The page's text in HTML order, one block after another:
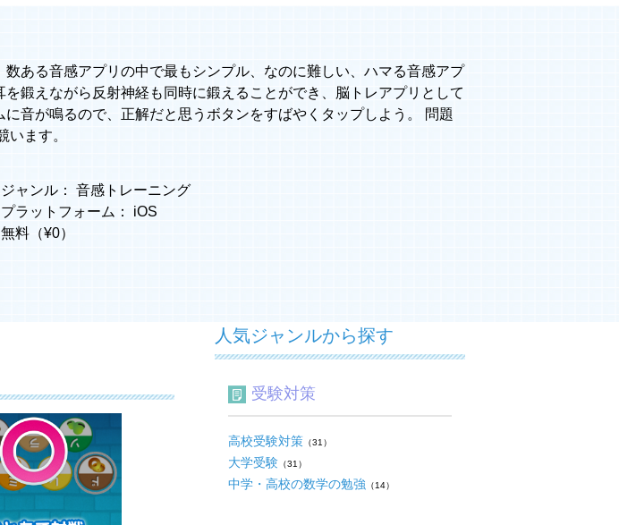
ある音感アプリの中で最もシンプル、なのに難しい、ハマる音感アプ
鍛えながら反射神経も同時に鍛えることができ、脳トレアプリとして
音が鳴るので、正解だと思うボタンをすばやくタップしよう。 問題
ます。
ジャンル： 音感トレーニング
プラットフォーム：
iOS
無料（¥0）
人気ジャンルから探す
受験対策
高校受験対策 （31）
大学受験 （31）
中学・高校の数学の勉強 （14）